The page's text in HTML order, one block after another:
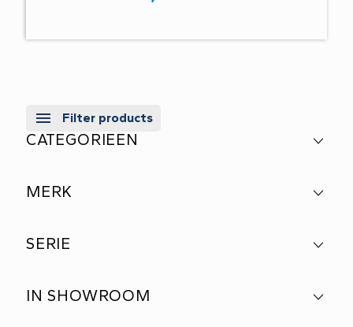
Filter products
CATEGORIEEN
MERK
SERIE
IN SHOWROOM